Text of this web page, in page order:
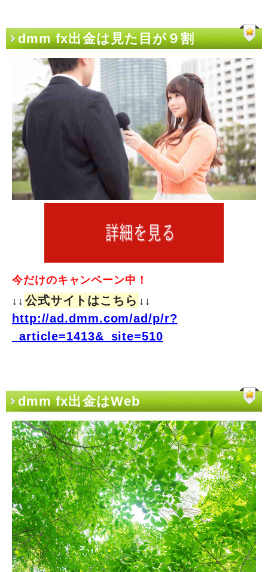
dmm fx出金は見た目が９割
今だけのキャンペーン中！
↓↓ 公式サイトはこちら ↓↓
http://ad.dmm.com/ad/p/r?
_article=1413&_site=510
dmm fx出金はWeb